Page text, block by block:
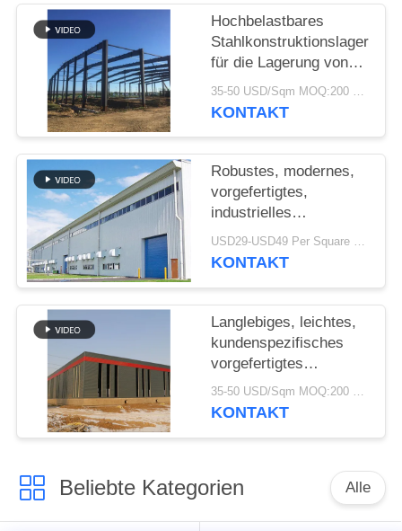
STÖRUNGS-
LÖSUNG
BLOG
SITEMAP
PRIVACY
POLICY
Hochbelastbares
Stahlkonstruktionslager
für die Lagerung von
Zementwerken
35-50 USD/Sqm MOQ:200 sqm
KONTAKT
Robustes, modernes,
vorgefertigtes,
industrielles
Stahlkonstruktionslager
für die Fabrik
USD29-USD49 Per Square Meter MOQ:200 Quadratmeter
KONTAKT
Langlebiges, leichtes,
kundenspezifisches
vorgefertigtes
Lagerhaus mit
verzinkter
35-50 USD/Sqm MOQ:200 Quadratmeter
KONTAKT
Beliebte Kategorien Alle